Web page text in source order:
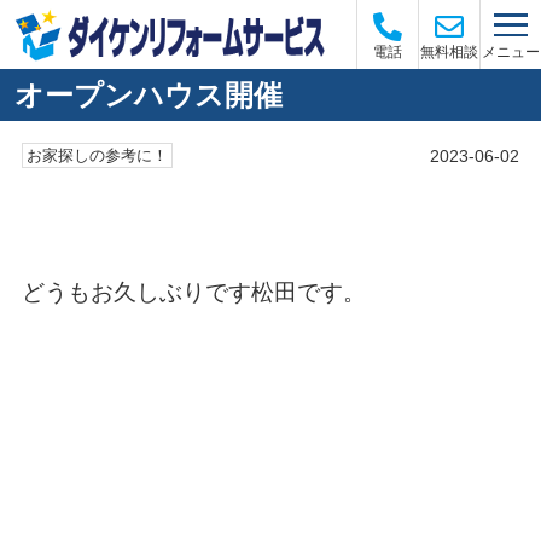
電話 無料相談 メニュー
オープンハウス開催
お家探しの参考に！ 2023-06-02
どうもお久しぶりです松田です。